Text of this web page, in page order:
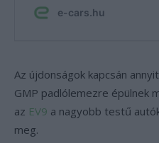
Az újdonságok kapcsán
GMP padlólemezre épülnek
az EV9 a nagyobb testű
meg.